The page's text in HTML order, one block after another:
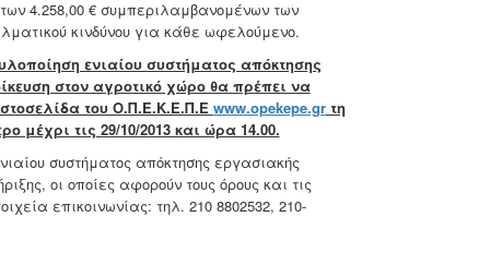
4.258,00 € συμπεριλαμβανομένων των
κινδύνου για κάθε ωφελούμενο.
ενιαίου συστήματος απόκτησης
στον αγροτικό χώρο θα πρέπει να
του Ο.Π.Ε.Κ.Ε.Π.Ε www.opekepe.grτη
μέχρι τις 29/10/2013 και ώρα 14.00.
συστήματος απόκτησης εργασιακής
οι οποίες αφορούν τους όρους και τις
επικοινωνίας: τηλ. 210 8802532, 210-